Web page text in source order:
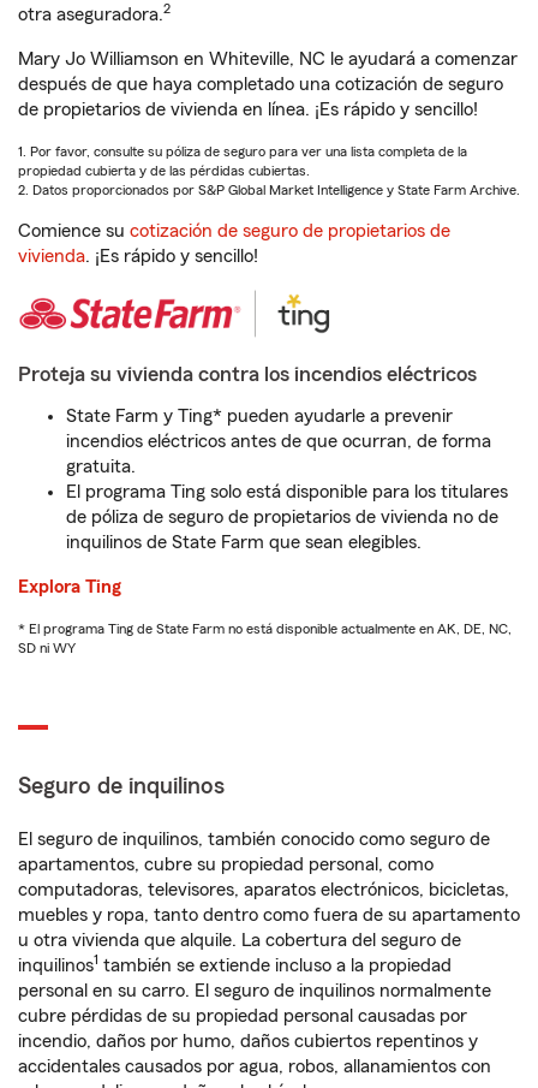
otra aseguradora.2
Mary Jo Williamson en Whiteville, NC le ayudará a comenzar
después de que haya completado una cotización de seguro
de propietarios de vivienda en línea. ¡Es rápido y sencillo!
1. Por favor, consulte su póliza de seguro para ver una lista completa de la
propiedad cubierta y de las pérdidas cubiertas.
2. Datos proporcionados por S&P Global Market Intelligence y State Farm Archive.
Comience su cotización de seguro de propietarios de
vivienda. ¡Es rápido y sencillo!
Proteja su vivienda contra los incendios eléctricos
State Farm y Ting* pueden ayudarle a prevenir
incendios eléctricos antes de que ocurran, de forma
gratuita.
El programa Ting solo está disponible para los titulares
de póliza de seguro de propietarios de vivienda no de
inquilinos de State Farm que sean elegibles.
Explora Ting
* El programa Ting de State Farm no está disponible actualmente en AK, DE, NC,
SD ni WY
Seguro de inquilinos
El seguro de inquilinos, también conocido como seguro de
apartamentos, cubre su propiedad personal, como
computadoras, televisores, aparatos electrónicos, bicicletas,
muebles y ropa, tanto dentro como fuera de su apartamento
u otra vivienda que alquile. La cobertura del seguro de
inquilinos1 también se extiende incluso a la propiedad
personal en su carro. El seguro de inquilinos normalmente
cubre pérdidas de su propiedad personal causadas por
incendio, daños por humo, daños cubiertos repentinos y
accidentales causados por agua, robos, allanamientos con